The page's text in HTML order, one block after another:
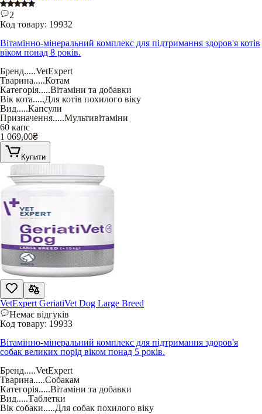
2
Код товару: 19932
Вітамінно-мінеральний комплекс для підтримання здоров'я котів
віком понад 8 років.
Бренд.....VetExpert
Тварина.....Котам
Категорія.....Вітаміни та добавки
Вік кота.....Для котів похилого віку
Вид.....Капсули
Призначення.....Мультивітаміни
60 капс
1 069,00₴
Купити
VetExpert GeriatiVet Dog Large Breed
Немає відгуків
Код товару: 19933
Вітамінно-мінеральний комплекс для підтримання здоров'я
собак великих порід віком понад 5 років.
Бренд.....VetExpert
Тварина.....Собакам
Категорія.....Вітаміни та добавки
Вид.....Таблетки
Вік собаки.....Для собак похилого віку